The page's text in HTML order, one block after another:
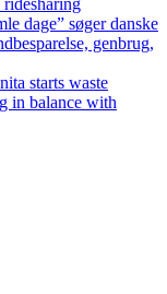
dage” søger danske
genbrug,
starts waste
in balance with